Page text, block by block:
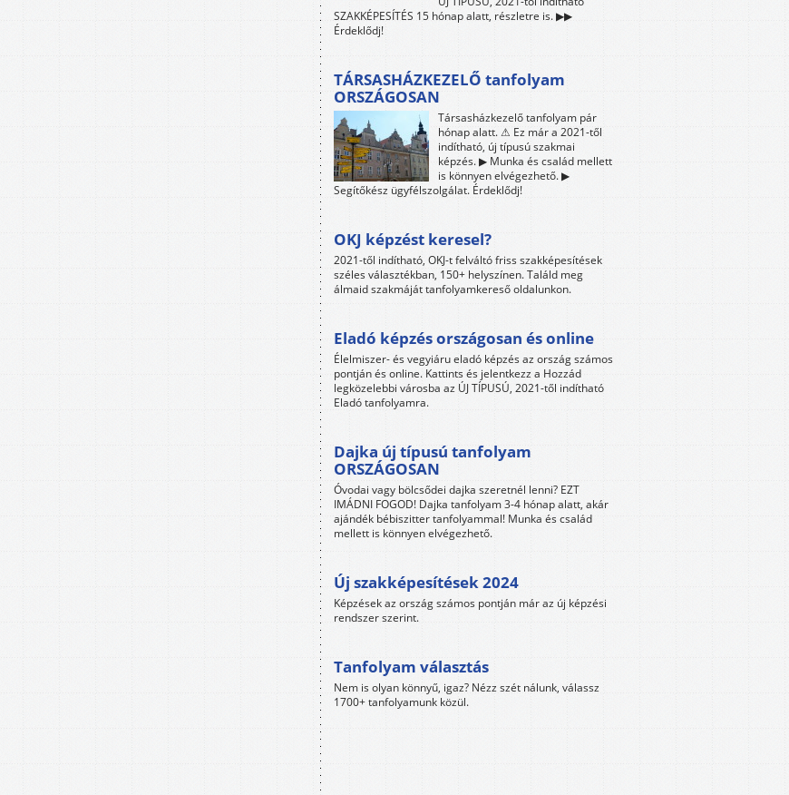
SZAKKÉPESÍTÉS 15 hónap alatt, részletre is. ▶▶
Érdeklődj!
TÁRSASHÁZKEZELŐ tanfolyam
ORSZÁGOSAN
Társasházkezelő tanfolyam pár
hónap alatt. ⚠ Ez már a 2021-től
indítható, új típusú szakmai
képzés. ▶ Munka és család mellett
is könnyen elvégezhető. ▶
Segítőkész ügyfélszolgálat. Érdeklődj!
OKJ képzést keresel?
2021-től indítható, OKJ-t felváltó friss szakképesítések
széles választékban, 150+ helyszínen. Találd meg
álmaid szakmáját tanfolyamkereső oldalunkon.
Eladó képzés országosan és online
Élelmiszer- és vegyiáru eladó képzés az ország számos
pontján és online. Kattints és jelentkezz a Hozzád
legközelebbi városba az ÚJ TÍPUSÚ, 2021-től indítható
Eladó tanfolyamra.
Dajka új típusú tanfolyam
ORSZÁGOSAN
Óvodai vagy bölcsődei dajka szeretnél lenni? EZT
IMÁDNI FOGOD! Dajka tanfolyam 3-4 hónap alatt, akár
ajándék bébiszitter tanfolyammal! Munka és család
mellett is könnyen elvégezhető.
Új szakképesítések 2024
Képzések az ország számos pontján már az új képzési
rendszer szerint.
Tanfolyam választás
Nem is olyan könnyű, igaz? Nézz szét nálunk, válassz
1700+ tanfolyamunk közül.